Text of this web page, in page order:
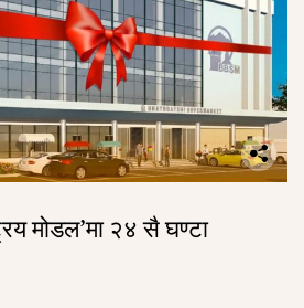
मोडल’मा २४ सै घण्टा